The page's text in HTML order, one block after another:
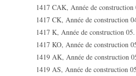
1417 CAK, Année de
1417 CK, Année de construction
1417 K, Année de construction
1417 KO, Année de construction
1419 AK, Année de construction
1419 AS, Année de construction